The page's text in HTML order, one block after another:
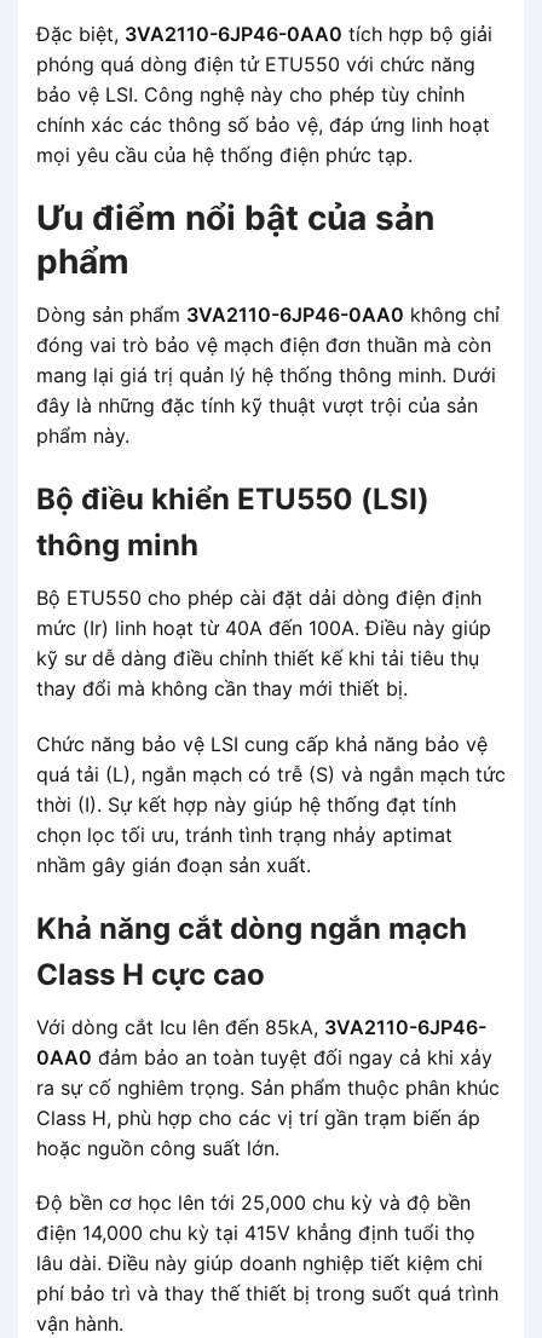
Đặc biệt, 3VA2110-6JP46-0AA0 tích hợp bộ giải
phóng quá dòng điện tử ETU550 với chức năng
bảo vệ LSI. Công nghệ này cho phép tùy chỉnh
chính xác các thông số bảo vệ, đáp ứng linh hoạt
mọi yêu cầu của hệ thống điện phức tạp.
Ưu điểm nổi bật của sản
phẩm
Dòng sản phẩm 3VA2110-6JP46-0AA0 không chỉ
đóng vai trò bảo vệ mạch điện đơn thuần mà còn
mang lại giá trị quản lý hệ thống thông minh. Dưới
đây là những đặc tính kỹ thuật vượt trội của sản
phẩm này.
Bộ điều khiển ETU550 (LSI)
thông minh
Bộ ETU550 cho phép cài đặt dải dòng điện định
mức (Ir) linh hoạt từ 40A đến 100A. Điều này giúp
kỹ sư dễ dàng điều chỉnh thiết kế khi tải tiêu thụ
thay đổi mà không cần thay mới thiết bị.
Chức năng bảo vệ LSI cung cấp khả năng bảo vệ
quá tải (L), ngắn mạch có trễ (S) và ngắn mạch tức
thời (I). Sự kết hợp này giúp hệ thống đạt tính
chọn lọc tối ưu, tránh tình trạng nhảy aptimat
nhầm gây gián đoạn sản xuất.
Khả năng cắt dòng ngắn mạch
Class H cực cao
Với dòng cắt Icu lên đến 85kA, 3VA2110-6JP46-
0AA0 đảm bảo an toàn tuyệt đối ngay cả khi xảy
ra sự cố nghiêm trọng. Sản phẩm thuộc phân khúc
Class H, phù hợp cho các vị trí gần trạm biến áp
hoặc nguồn công suất lớn.
Độ bền cơ học lên tới 25,000 chu kỳ và độ bền
điện 14,000 chu kỳ tại 415V khẳng định tuổi thọ
lâu dài. Điều này giúp doanh nghiệp tiết kiệm chi
phí bảo trì và thay thế thiết bị trong suốt quá trình
vận hành.